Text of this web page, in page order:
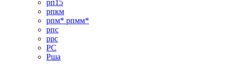
рп15
рпкм
рпм* рпмм*
рпс
ррс
РС
Рша